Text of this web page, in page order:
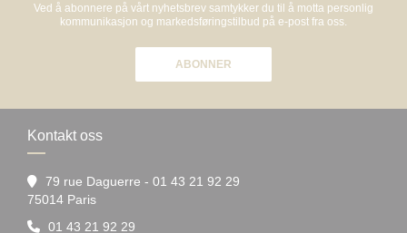
Ved å abonnere på vårt nyhetsbrev samtykker du til å motta personlig
kommunikasjon og markedsføringstilbud på e-post fra oss.
ABONNER
Kontakt oss
79 rue Daguerre - 01 43 21 92 29
75014 Paris((åpner i et nytt vindu))
01 43 21 92 29